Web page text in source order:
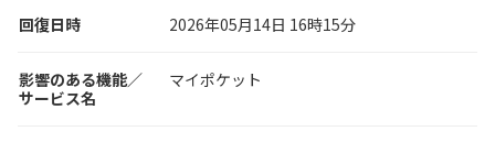
回復日時 2026年05月14日 16時15分
影響のある機能／
サービス名
マイポケット